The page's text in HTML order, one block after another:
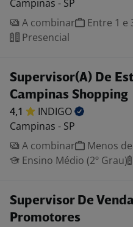
Campinas - SP
A combinar
Entre 1 e
Presencial
Supervisor(A) De
Campinas Shopping
4,1
INDIGO
Campinas - SP
A combinar
Menos
Ensino Médio (2º Grau)
Supervisor De
Promotores